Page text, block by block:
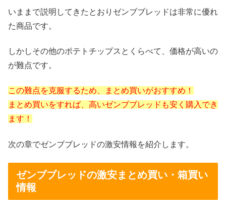
いままで説明してきたとおりゼンブブレッドは非常に優れ
た商品です。
しかしその他のポテトチップスとくらべて、価格が高いの
が難点です。
この難点を克服するため、まとめ買いがおすすめ！
まとめ買いをすれば、高いゼンブブレッドも安く購入でき
ます！
次の章でゼンブブレッドの激安情報 を紹介します。
ゼンブブレッドの激安まとめ買い・箱買い
情報